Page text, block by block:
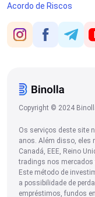
Acordo de Riscos
Copyright © 2024
Os serviços deste site
anos. Além disso, eles
Canadá, EEE, Reino
tradings nos mercados
Este método de
a possibilidade de
empréstimos, fundos